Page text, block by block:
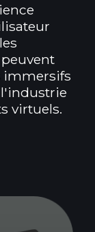
immersifs
virtuels.